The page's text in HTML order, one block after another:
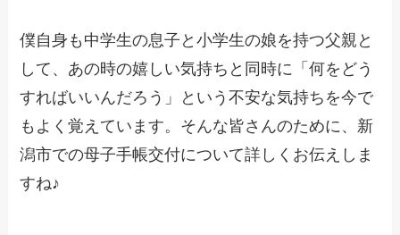
僕自身も中学生の息子と小学生の娘を持つ父親と
して、あの時の嬉しい気持ちと同時に「何をどう
すればいいんだろう」という不安な気持ちを今で
もよく覚えています。そんな皆さんのために、新
潟市での母子手帳交付について詳しくお伝えしま
すね♪